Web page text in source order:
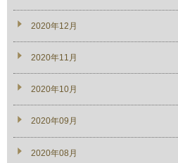
2020年12月
2020年11月
2020年10月
2020年09月
2020年08月